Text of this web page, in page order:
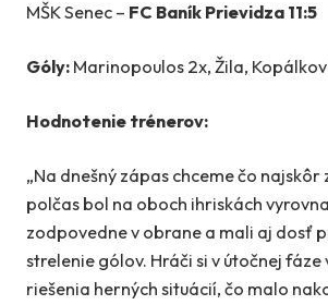
MŠK Senec – FC Baník Prievidza 11:5
Góly: Marinopoulos 2x, Žila,
Hodnotenie trénerov:
„Na dnešný zápas chceme čo
polčas bol na oboch ihriskách
zodpovedne v obrane a mali aj dosť
strelenie gólov. Hráči si v útočnej
riešenia herných situácií, čo malo